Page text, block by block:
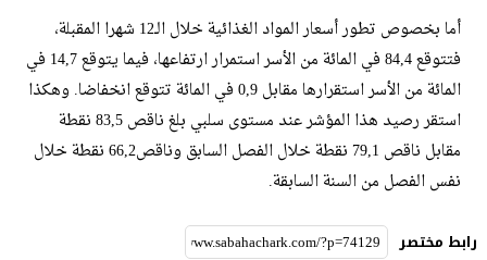
أما بخصوص تطور أسعار المواد الغذائية خلال الـ12 شهرا المقبلة،
فتتوقع 84,4 في المائة من الأسر استمرار ارتفاعها، فيما يتوقع 14,7 في
المائة من الأسر استقرارها مقابل 0,9 في المائة تتوقع انخفاضا. وهكذا
استقر رصيد هذا المؤشر عند مستوى سلبي بلغ ناقص 83,5 نقطة
مقابل ناقص 79,1 نقطة خلال الفصل السابق وناقص66,2 نقطة خلال
نفس الفصل من السنة السابقة.
رابط مختصر